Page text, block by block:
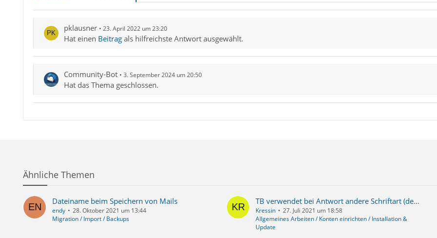
pklausner 23. April 2022 um 23:20
Hat einen Beitragals hilfreichste Antwort ausgewählt.
Community-Bot 3. September 2024 um 20:50
Hat das Thema geschlossen.
Ähnliche Themen
Dateiname beim Speichern von Mails
endy
28. Oktober 2021 um 13:44
Migration / Import / Backups
TB verwendet bei Antwort andere Schriftart (der Absender-Mail)
Kressin
27. Juli 2021 um 18:58
Allgemeines Arbeiten / Konten einrichten / Installation &
Update